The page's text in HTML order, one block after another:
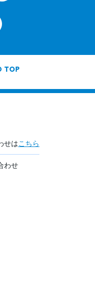
TOP
せはこちら
わせ